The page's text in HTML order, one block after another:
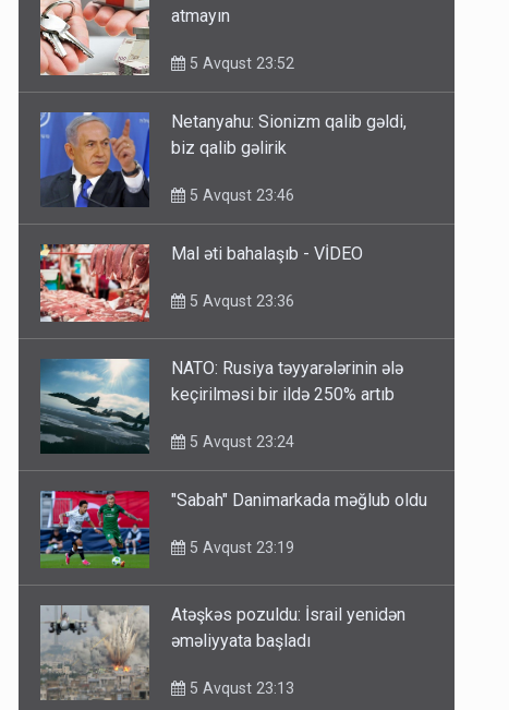
Rusiya Azərbaycan vətədaşlarını
deport etdi
Rusiya azərbaycanlı diasporun
5 Avqust 10:58
yoxlamadan müqaviləyə imza
Netanyahu: Sionizm qalib gəldi,
NATO: Rusiya təyyarələrinin ələ
Atəşkəs pozuldu: İsrail yenidən